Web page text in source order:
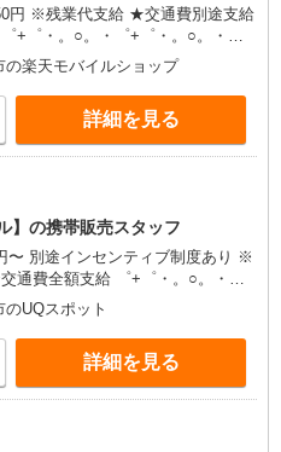
円 ※残業代支給 ★交通費別途支給
支給(規定有) お友達を紹介
ティブ支給(規定有) ゜・。
○。・゜+゜
の楽天モバイルショップ
詳細を見る
】の携帯販売スタッフ
〜 別途インセンティブ制度あり ※
支給 ゜+゜・。○。・゜
+゜ 入社祝い金10万円支給(規定
○。・゜+゜
UQスポット
詳細を見る